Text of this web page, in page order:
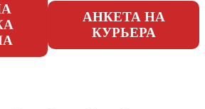
АНКЕТА НА
КУРЬЕРА